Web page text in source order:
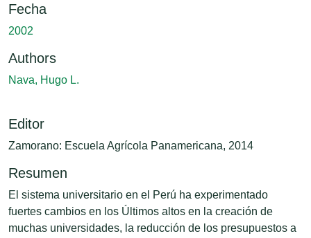
Fecha
2002
Authors
Nava, Hugo L.
Editor
Zamorano: Escuela Agrícola Panamericana, 2014
Resumen
El sistema universitario en el Perú ha experimentado
fuertes cambios en los Últimos altos en la creación de
muchas universidades, la reducción de los presupuestos a